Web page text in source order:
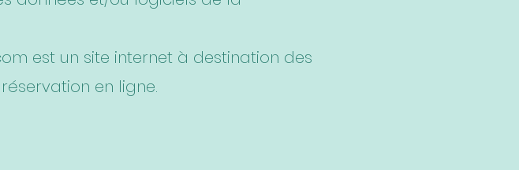
est un site internet à destination des
en ligne.